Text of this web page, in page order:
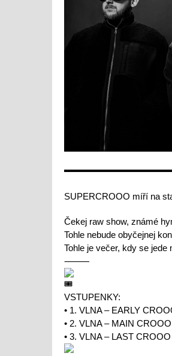
SUPERCROOO míří na
Čekej raw show, známé
Tohle nebude obyčejnej
Tohle je večer, kdy se jede
⸻
VSTUPENKY:
• 1. VLNA – EARLY
• 2. VLNA – MAIN CROOO
• 3. VLNA – LAST CROOO